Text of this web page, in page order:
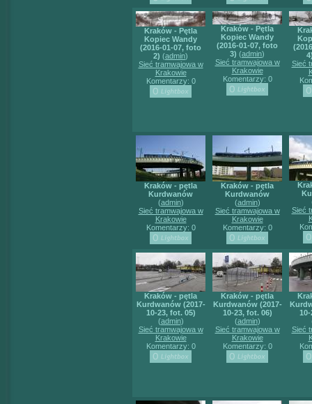
Kraków - Pętla
Kopiec Wandy
(2016-01-07, foto
2) (admin)
Sieć tramwajowa w
Krakowie
Komentarzy: 0
Kraków - Pętla
Kopiec Wandy
(2016-01-07, foto
3) (admin)
Sieć tramwajowa w
Krakowie
Komentarzy: 0
Sieć
Kraków - pętla
Kurdwanów
(admin)
Sieć tramwajowa w
Krakowie
Komentarzy: 0
Kraków - pętla
Kurdwanów
(admin)
Sieć tramwajowa w
Krakowie
Komentarzy: 0
Sieć
Kraków - pętla
Kurdwanów (2017-
10-23, fot. 05)
(admin)
Sieć tramwajowa w
Krakowie
Komentarzy: 0
Kraków - pętla
Kurdwanów (2017-
10-23, fot. 06)
(admin)
Sieć tramwajowa w
Krakowie
Komentarzy: 0
Sieć